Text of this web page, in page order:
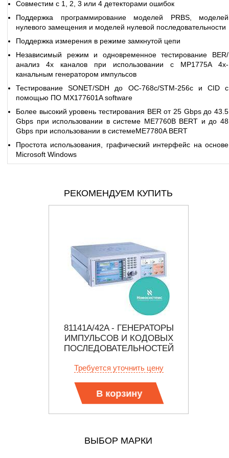
Совместим с 1, 2, 3 или 4 детекторами ошибок
Поддержка программирование моделей PRBS, моделей
нулевого замещения и моделей нулевой последовательности
Поддержка измерения в режиме замкнутой цепи
Независимый режим и одновременное тестирование BER/
анализ 4х каналов при использовании с MP1775A 4х-
канальным генератором импульсов
Тестирование SONET/SDH до OC-768c/STM-256c и CID с
помощью ПО MX177601A software
Более высокий уровень тестирования BER от 25 Gbps до 43.5
Gbps при использовании в системе ME7760B BERT и до 48
Gbps при использовании в системеME7780A BERT
Простота использования, графический интерфейс на основе
Microsoft Windows
РЕКОМЕНДУЕМ КУПИТЬ
81141A/42A - ГЕНЕРАТОРЫ
ИМПУЛЬСОВ И КОДОВЫХ
ПОСЛЕДОВАТЕЛЬНОСТЕЙ
Требуется уточнить цену
В корзину
ВЫБОР МАРКИ